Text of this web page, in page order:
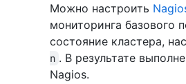
Можно настроить
мониторинга базового
состояние кластера,
n . В результате
Nagios.